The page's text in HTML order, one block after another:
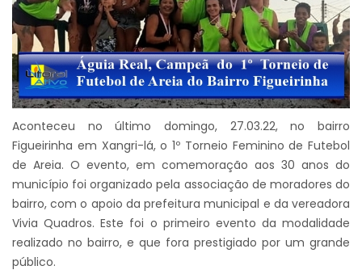
Aconteceu no último domingo, 27.03.22, no bairro
Figueirinha em Xangri-lá, o 1º Torneio Feminino de Futebol
de Areia. O evento, em comemoração aos 30 anos do
município foi organizado pela associação de moradores do
bairro, com o apoio da prefeitura municipal e da vereadora
Vivia Quadros. Este foi o primeiro evento da modalidade
realizado no bairro, e que fora prestigiado por um grande
público.